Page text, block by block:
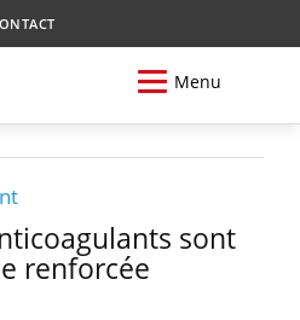
Menu
sont
renforcée